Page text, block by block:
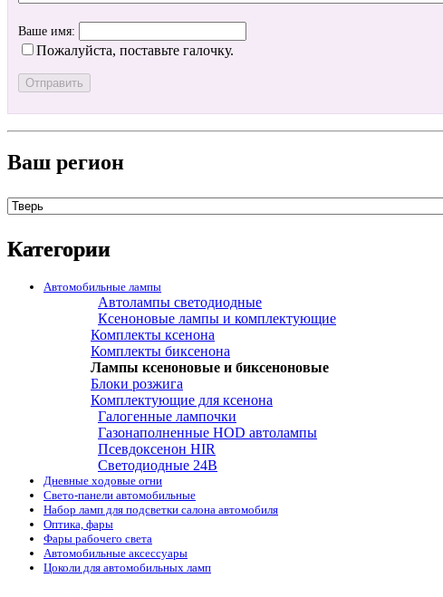
Ваше имя:
Пожалуйста, поставьте галочку.
Ваш регион
Категории
Автомобильные лампы
Автолампы светодиодные
Ксеноновые лампы и комплектующие
Комплекты ксенона
Комплекты биксенона
Лампы ксеноновые и биксеноновые
Блоки розжига
Комплектующие для ксенона
Галогенные лампочки
Газонаполненные HOD автолампы
Псевдоксенон HIR
Cветодиодные 24B
Дневные ходовые огни
Свето-панели автомобильные
Набор ламп для подсветки салона автомобиля
Оптика, фары
Фары рабочего света
Автомобильные аксессуары
Цоколи для автомобильных ламп